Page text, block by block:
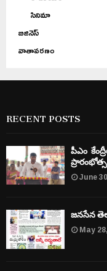
సినిమా
బిజినెస్
వాతావరణం
RECENT POSTS
పీఎం
June
జనసేన
May